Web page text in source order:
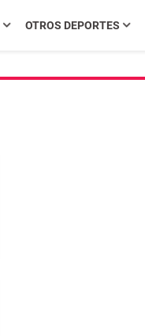
OTROS DEPORTES